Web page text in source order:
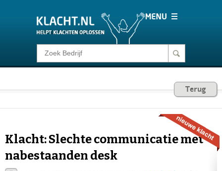
Klacht melden
Consumentenrecht
Voor Bedrijven
Terug
Klacht: Slechte communicatie met
nabestaanden desk